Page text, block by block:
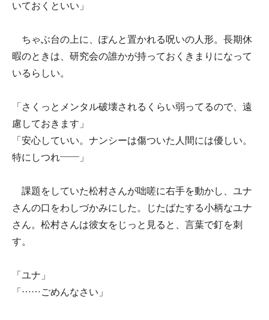
いておくといい」
ちゃぶ台の上に、ぽんと置かれる呪いの人形。長期休
暇のときは、研究会の誰かが持っておくきまりになって
いるらしい。
「さくっとメンタル破壊されるくらい弱ってるので、遠
慮しておきます」
「安心していい。ナンシーは傷ついた人間には優しい。
特にしつれ――」
課題をしていた松村さんが咄嗟に右手を動かし、ユナ
さんの口をわしづかみにした。じたばたする小柄なユナ
さん。松村さんは彼女をじっと見ると、言葉で釘を刺
す。
「ユナ」
「……ごめんなさい」